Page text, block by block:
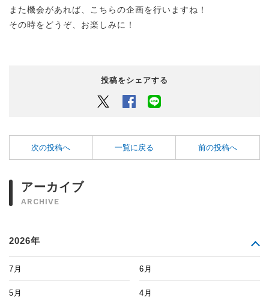
また機会があれば、こちらの企画を行いますね！
その時をどうぞ、お楽しみに！
投稿をシェアする
Twitter Facebook
次の投稿へ 一覧に戻る 前の投稿へ
アーカイブ
ARCHIVE
2026年
7月 6月
5月 4月